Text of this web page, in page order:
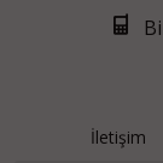
İletişim